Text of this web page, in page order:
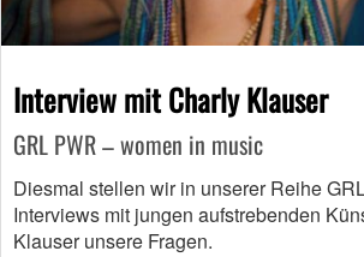
Interview mit Charly Klauser
GRL PWR – women in music
Diesmal stellen wir in unserer Reihe
Interviews mit jungen aufstrebenden
Klauser unsere Fragen.